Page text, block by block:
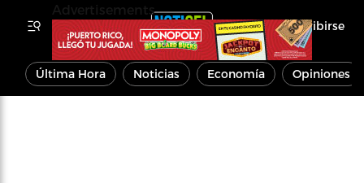
Inscribirse
Última Hora Noticias Economía Opiniones
Advertisements